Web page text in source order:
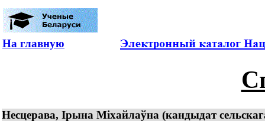
На главную
Несцерава, Ірына Міхайлаўна (кандыдат